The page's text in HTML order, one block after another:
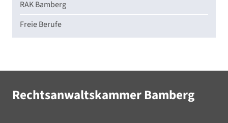
RAK Bamberg
Freie Berufe
Rechtsanwaltskammer Bamberg